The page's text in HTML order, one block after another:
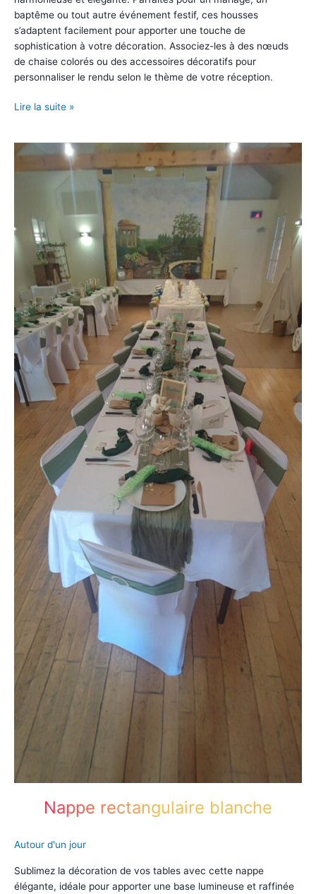
baptême ou tout autre événement festif, ces housses
s’adaptent facilement pour apporter une touche de
sophistication à votre décoration. Associez-les à des nœuds
de chaise colorés ou des accessoires décoratifs pour
personnaliser le rendu selon le thème de votre réception.
Housses
Lire la suite »
Nappe rectangulaire blanche
Autour d'un jour
Sublimez la décoration de vos tables avec cette nappe
élégante, idéale pour apporter une base lumineuse et raffinée